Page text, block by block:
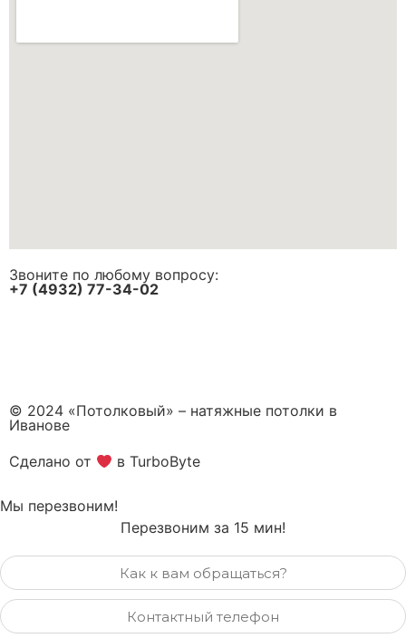
Звоните по любому вопросу:
+7 (4932) 77-34-02
© 2024 «Потолковый» – натяжные потолки в
Иванове
Сделано от
в TurboByte
Мы перезвоним!
Перезвоним за 15 мин!